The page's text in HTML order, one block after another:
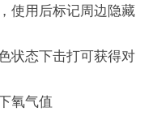
使用后标记周边隐藏
状态下击打可获得对
氧气值